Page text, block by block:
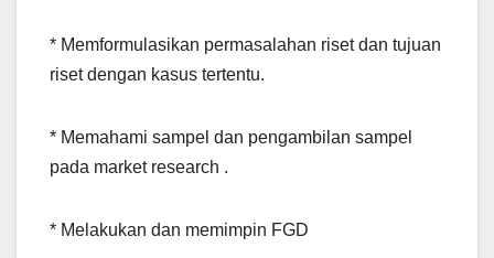
* Memformulasikan permasalahan riset dan tujuan
riset dengan kasus tertentu.
* Memahami sampel dan pengambilan sampel
pada market research .
* Melakukan dan memimpin FGD